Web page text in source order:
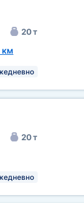
20 т
км
20 т